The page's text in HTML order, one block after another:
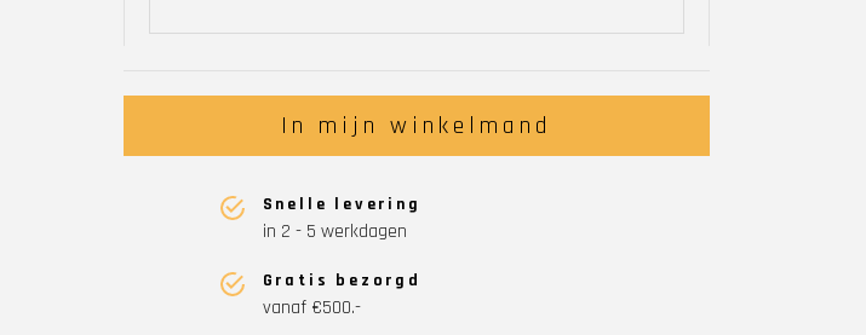
In mijn winkelmand
Snelle levering
in 2 - 5 werkdagen
Gratis bezorgd
vanaf €500.-